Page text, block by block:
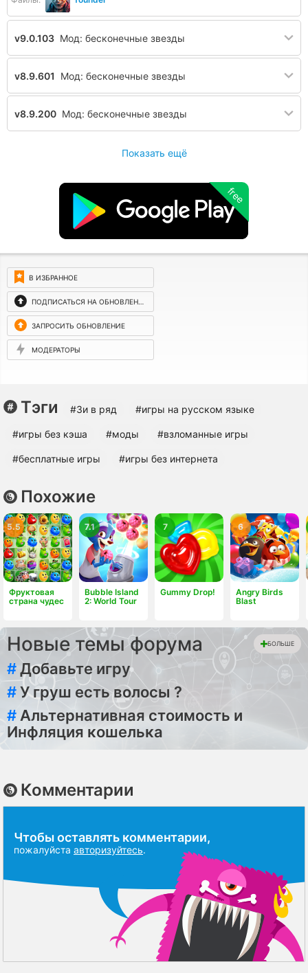
v9.0.103 Мод: бесконечные звезды
v8.9.601 Мод: бесконечные звезды
v8.9.200 Мод: бесконечные звезды
Показать ещё
free
В ИЗБРАННОЕ
ПОДПИСАТЬСЯ НА ОБНОВЛЕНИЯ
ЗАПРОСИТЬ ОБНОВЛЕНИЕ
МОДЕРАТОРЫ
Тэги #3и в ряд #игры на русском языке
#игры без кэша #моды #взломанные игры
#бесплатные игры #игры без интернета
Похожие
Фруктовая
страна чудес
5.5
Bubble Island
2: World Tour
7.1
Gummy Drop!
7
Angry Birds
Blast
6
Новые темы форума БОЛЬШЕ
#Добавьте игру
#У груш есть волосы ?
# Альтернативная стоимость и
Инфляция кошелька
Комментарии
Чтобы оставлять комментарии,
пожалуйста авторизуйтесь.